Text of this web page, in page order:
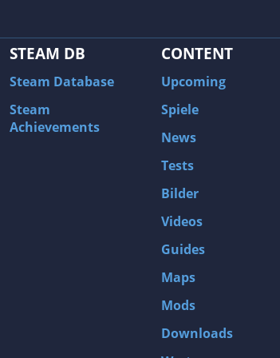
STEAM DB
Steam Database
Steam
Achievements
CONTENT
Upcoming
Spiele
News
Tests
Bilder
Videos
Guides
Maps
Mods
Downloads